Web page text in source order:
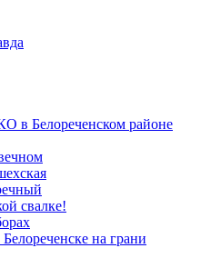
в Белореченском районе
свалке!
на грани